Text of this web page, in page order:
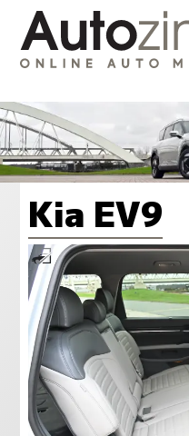
Kia EV9